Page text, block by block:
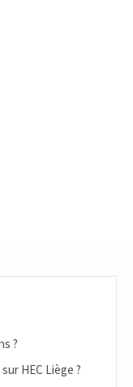
?
HEC Liège ?